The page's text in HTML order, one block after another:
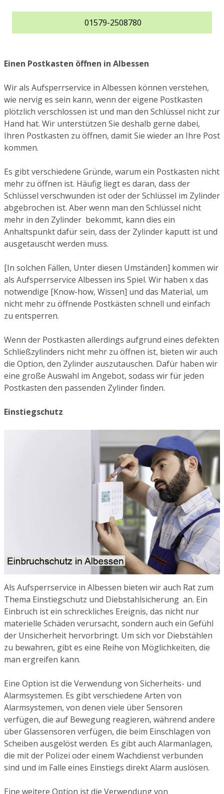
01579-2508780
Einen Postkasten öffnen in Albessen
Wir als Aufsperrservice in Albessen können verstehen,
wie nervig es sein kann, wenn der eigene Postkasten
plötzlich verschlossen ist und man den Schlüssel nicht zur
Hand hat. Wir unterstützen Sie deshalb gerne dabei,
Ihren Postkasten zu öffnen, damit Sie wieder an Ihre Post
kommen.
Es gibt verschiedene Gründe, warum ein Postkasten nicht
mehr zu öffnen ist. Häufig liegt es daran, dass der
Schlüssel verschwunden ist oder der Schlüssel im Zylinder
abgebrochen ist. Aber wenn man den Schlüssel nicht
mehr in den Zylinder bekommt, kann dies ein
Anhaltspunkt dafür sein, dass der Zylinder kaputt ist und
ausgetauscht werden muss.
[In solchen Fällen, Unter diesen Umständen] kommen wir
als Aufsperrservice Albessen ins Spiel. Wir haben x das
notwendige [Know-how, Wissen] und das Material, um
nicht mehr zu öffnende Postkästen schnell und einfach
zu entsperren.
Wenn der Postkasten allerdings aufgrund eines defekten
Schließzylinders nicht mehr zu öffnen ist, bieten wir auch
die Option, den Zylinder auszutauschen. Dafür haben wir
eine große Auswahl im Angebot, sodass wir für jeden
Postkasten den passenden Zylinder finden.
Einstiegschutz
Als Aufsperrservice in Albessen bieten wir auch Rat zum
Thema Einstiegschutz und Diebstahlsicherung an. Ein
Einbruch ist ein schreckliches Ereignis, das nicht nur
materielle Schäden verursacht, sondern auch ein Gefühl
der Unsicherheit hervorbringt. Um sich vor Diebstählen
zu bewahren, gibt es eine Reihe von Möglichkeiten, die
man ergreifen kann.
Eine Option ist die Verwendung von Sicherheits- und
Alarmsystemen. Es gibt verschiedene Arten von
Alarmsystemen, von denen viele über Sensoren
verfügen, die auf Bewegung reagieren, während andere
über Glassensoren verfügen, die beim Einschlagen von
Scheiben ausgelöst werden. Es gibt auch Alarmanlagen,
die mit der Polizei oder einem Wachdienst verbunden
sind und im Falle eines Einstiegs direkt Alarm auslösen.
Eine weitere Option ist die Verwendung von